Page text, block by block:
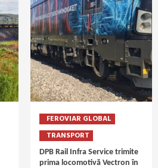
FEROVIAR GLOBAL
TRANSPORT
DPB Rail Infra Service trimite
prima locomotivă Vectron în